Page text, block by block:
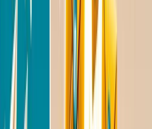
voor een eerste InMail is 50 tot 125
connectieverzoek heb je maar
elke letter telt. Schrap alles wat
je kernboodschap.